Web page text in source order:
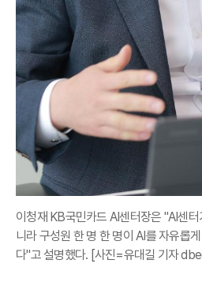
이청재 KB국민카드 AI센터장은 "AI센
니라 구성원 한 명 한 명이 AI를 자유롭
다"고 설명했다. [사진=유대길 기자